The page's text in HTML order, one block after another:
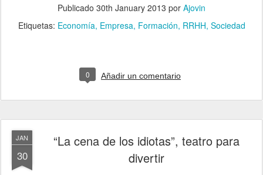
Publicado 30th January 2013 por Ajovin
Etiquetas: Economía Empresa Formación RRHH Sociedad
0 Añadir un comentario
JAN
30
“La cena de los idiotas”, teatro para
divertir